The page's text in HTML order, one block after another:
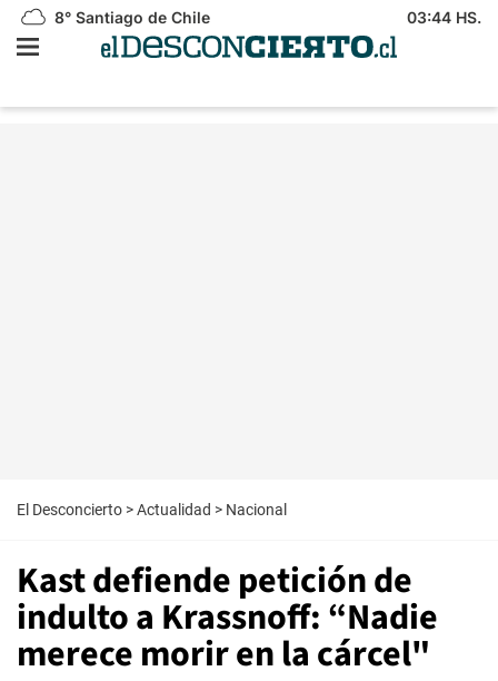
8° Santiago de Chile 03:44 HS.
El Desconcierto >Actualidad > Nacional
Kast defiende petición de
indulto a Krassnoff: “Nadie
merece morir en la cárcel"